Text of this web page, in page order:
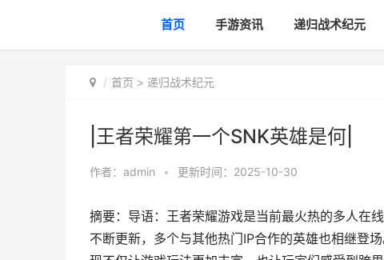
首页 手游资讯 递归战术纪元
首页 > 递归战术纪元
|王者荣耀第一个SNK英雄是何|
作者： admin • 更新时间：2025-10-30
摘要：导语：王者荣耀游戏是当前最火热的多人在
不断更新，多个与其他热门IP合作的英雄也相继登